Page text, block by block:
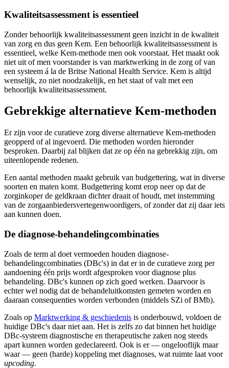
Kwaliteitsassessment is essentieel
Zonder behoorlijk kwaliteitsassessment geen inzicht in de kwaliteit
van zorg en dus geen Kem. Een behoorlijk kwaliteitsassessment is
essentieel, welke Kem-methode men ook voorstaat. Het maakt ook
niet uit of men voorstander is van marktwerking in de zorg of van
een systeem á la de Britse National Health Service. Kem is altijd
wenselijk, zo niet noodzakelijk, en het staat of valt met een
behoorlijk kwaliteitsassessment.
Gebrekkige alternatieve Kem-methoden
Er zijn voor de curatieve zorg diverse alternatieve Kem-methoden
geopperd of al ingevoerd. Die methoden worden hieronder
besproken. Daarbij zal blijken dat ze op één na gebrekkig zijn, om
uiteenlopende redenen.
Een aantal methoden maakt gebruik van budgettering, wat in diverse
soorten en maten komt. Budgettering komt erop neer op dat de
zorginkoper de geldkraan dichter draait of houdt, met instemming
van de zorgaanbiedersvertegenwoordigers, of zonder dat zij daar iets
aan kunnen doen.
De diagnose-behandelingcombinaties
Zoals de term al doet vermoeden houden diagnose-
behandelingcombinaties (DBc's) in dat er in de curatieve zorg per
aandoening één prijs wordt afgesproken voor diagnose plus
behandeling. DBc's kunnen op zich goed werken. Daarvoor is
echter wel nodig dat de behandeluitkomsten gemeten worden en
daaraan consequenties worden verbonden (middels SZi of BMb).
Zoals op Marktwerking & geschiedenis is onderbouwd, voldoen de
huidige DBc's daar niet aan. Het is zelfs zo dat binnen het huidige
DBc-systeem diagnostische en therapeutische zaken nog steeds
apart kunnen worden gedeclareerd. Ook is er — ongelooflijk maar
waar — geen (harde) koppeling met diagnoses, wat ruimte laat voor
upcoding.